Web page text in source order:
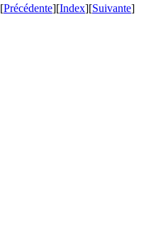
[Précédente][Index][Suivante]